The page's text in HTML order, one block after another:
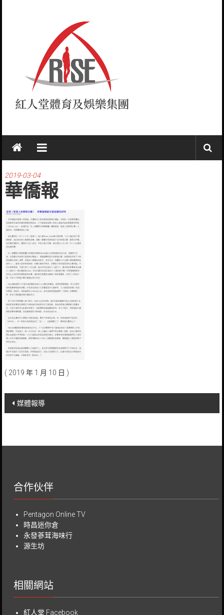
紅
人
堂
RISE
2019-03-04
華僑報
( 2019 年 1 月 10 日 )
Post
媒體報導
合作伙伴
Pentagon Online TV
時昌迷你倉
永發蔘茸海味行
源生坊
相關網站
紅人堂 Facebook